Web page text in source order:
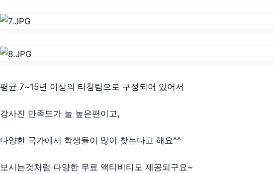
평균 7~15년 이상의 티칭팀으로 구성되어 있어서
강사진 만족도가 늘 높은편이고,
다양한 국가에서 학생들이 많이 찾는다고 해요^^
보시는것처럼 다양한 무료 액티비티도 제공되구요~